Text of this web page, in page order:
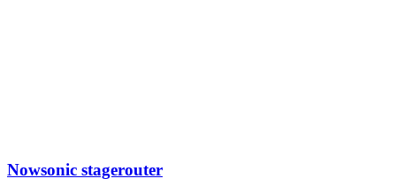
Nowsonic stagerouter